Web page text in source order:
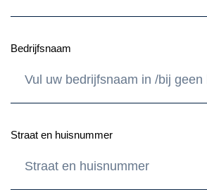
Bedrijfsnaam
Straat en huisnummer